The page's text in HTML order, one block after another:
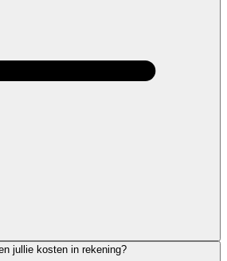
jullie kosten in rekening?